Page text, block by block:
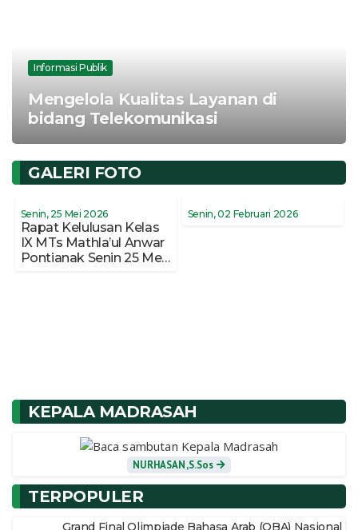
Informasi Publik
Mengelola Kualitas Layanan di
bidang Telekomunikasi
GALERI FOTO
Senin, 25 Mei 2026
Rapat Kelulusan Kelas
IX MTs Mathla’ul Anwar
Pontianak Senin 25 Mei
Senin, 02 Februari 2026
KEPALA MADRASAH
NURHASAN,S.Sos
TERPOPULER
Grand Final Olimpiade Bahasa Arab (OBA) Nasional